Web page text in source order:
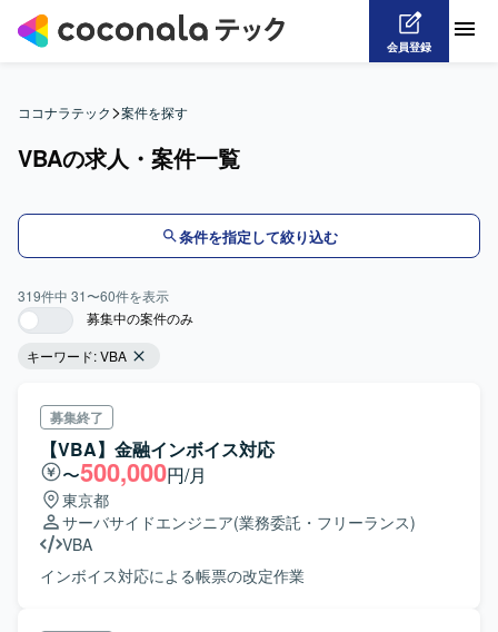
会員登録
ココナラテック>案件を探す
VBAの求人・案件一覧
条件を指定して絞り込む
319件中 31〜60件を表示
募集中の案件のみ
キーワード:VBA
募集終了
【VBA】金融インボイス対応
〜500,000円/月
東京都
サーバサイドエンジニア(業務委託・フリーランス)
VBA
インボイス対応による帳票の改定作業